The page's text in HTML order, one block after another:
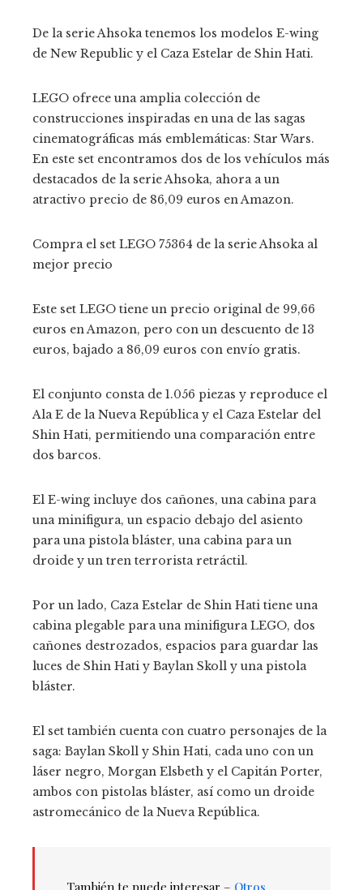
De la serie Ahsoka tenemos los modelos E-wing
de New Republic y el Caza Estelar de Shin Hati.
LEGO ofrece una amplia colección de
construcciones inspiradas en una de las sagas
cinematográficas más emblemáticas: Star Wars.
En este set encontramos dos de los vehículos más
destacados de la serie Ahsoka, ahora a un
atractivo precio de 86,09 euros en Amazon.
Compra el set LEGO 75364 de la serie Ahsoka al
mejor precio
Este set LEGO tiene un precio original de 99,66
euros en Amazon, pero con un descuento de 13
euros, bajado a 86,09 euros con envío gratis.
El conjunto consta de 1.056 piezas y reproduce el
Ala E de la Nueva República y el Caza Estelar del
Shin Hati, permitiendo una comparación entre
dos barcos.
El E-wing incluye dos cañones, una cabina para
una minifigura, un espacio debajo del asiento
para una pistola bláster, una cabina para un
droide y un tren terrorista retráctil.
Por un lado, Caza Estelar de Shin Hati tiene una
cabina plegable para una minifigura LEGO, dos
cañones destrozados, espacios para guardar las
luces de Shin Hati y Baylan Skoll y una pistola
bláster.
El set también cuenta con cuatro personajes de la
saga: Baylan Skoll y Shin Hati, cada uno con un
láser negro, Morgan Elsbeth y el Capitán Porter,
ambos con pistolas bláster, así como un droide
astromecánico de la Nueva República.
También te puede interesar – Otros